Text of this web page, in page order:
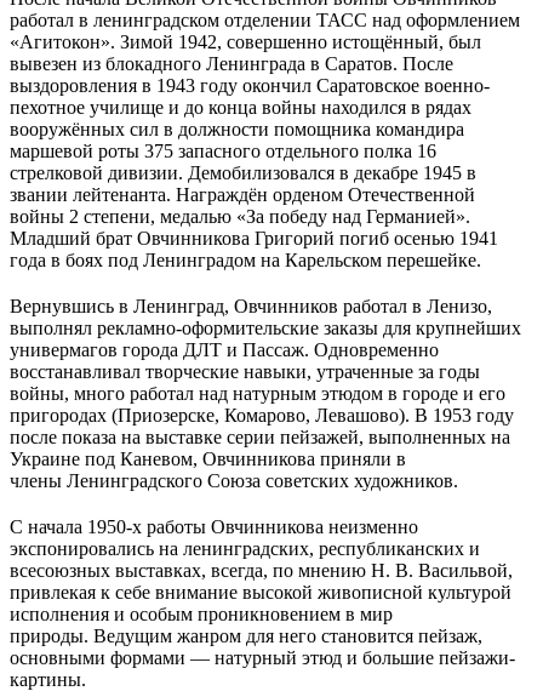
работал в ленинградском отделении ТАСС над оформлением
«Агитокон». Зимой 1942, совершенно истощённый, был
вывезен из блокадного Ленинграда в Саратов. После
выздоровления в 1943 году окончил Саратовское военно-
пехотное училище и до конца войны находился в рядах
вооружённых сил в должности помощника командира
маршевой роты 375 запасного отдельного полка 16
стрелковой дивизии. Демобилизовался в декабре 1945 в
звании лейтенанта. Награждён орденом Отечественной
войны 2 степени, медалью «За победу над Германией».
Младший брат Овчинникова Григорий погиб осенью 1941
года в боях под Ленинградом на Карельском перешейке.
Вернувшись в Ленинград, Овчинников работал в Ленизо,
выполнял рекламно-оформительские заказы для крупнейших
универмагов города ДЛТ и Пассаж. Одновременно
восстанавливал творческие навыки, утраченные за годы
войны, много работал над натурным этюдом в городе и его
пригородах (Приозерске, Комарово, Левашово). В 1953 году
после показа на выставке серии пейзажей, выполненных на
Украине под Каневом, Овчинникова приняли в
члены Ленинградского Союза советских художников.
С начала 1950-х работы Овчинникова неизменно
экспонировались на ленинградских, республиканских и
всесоюзных выставках, всегда, по мнению Н. В. Васильвой,
привлекая к себе внимание высокой живописной культурой
исполнения и особым проникновением в мир
природы. Ведущим жанром для него становится пейзаж,
основными формами — натурный этюд и большие пейзажи-
картины.